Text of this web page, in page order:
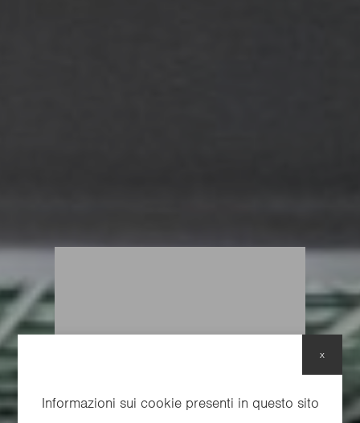
Informazioni sui cookie presenti in questo sito
x